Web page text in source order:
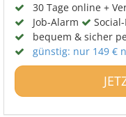
30 Tage online +
Job-Alarm
bequem & sicher
günstig: nur 149 €